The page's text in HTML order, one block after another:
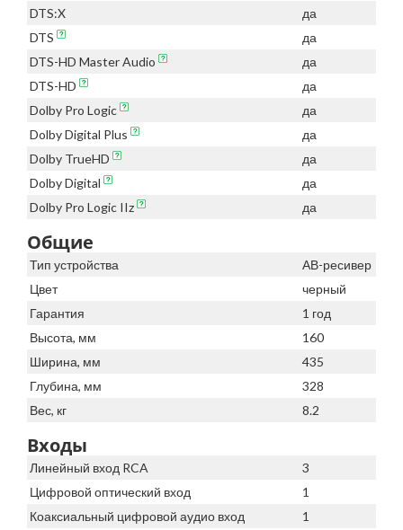
DTS:X
да
DTS
да
DTS-HD Master Audio
да
DTS-HD
да
Dolby Pro Logic
да
Dolby Digital Plus
да
Dolby TrueHD
да
Dolby Digital
да
Dolby Pro Logic IIz
да
Общие
Тип устройства
АВ-ресивер
Цвет
черный
Гарантия
1 год
Высота, мм
160
Ширина, мм
435
Глубина, мм
328
Вес, кг
8.2
Входы
Линейный вход RCA
3
Цифровой оптический вход
1
Коаксиальный цифровой аудио вход
1